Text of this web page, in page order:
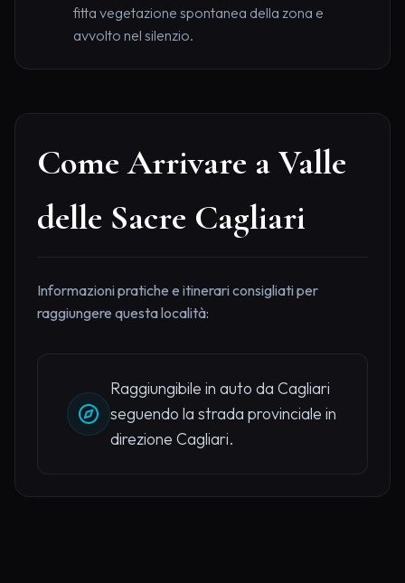
fitta vegetazione spontanea della zona e
avvolto nel silenzio.
Come Arrivare a Valle
delle Sacre Cagliari
Informazioni pratiche e itinerari consigliati per
raggiungere questa località:
Raggiungibile in auto da Cagliari
seguendo la strada provinciale in
direzione Cagliari.